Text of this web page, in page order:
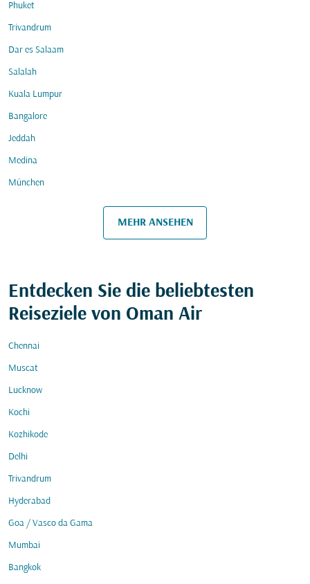
Phuket
Trivandrum
Dar es Salaam
Salalah
Kuala Lumpur
Bangalore
Jeddah
Medina
München
MEHR ANSEHEN
Entdecken Sie die beliebtesten
Reiseziele von Oman Air
Chennai
Muscat
Lucknow
Kochi
Kozhikode
Delhi
Trivandrum
Hyderabad
Goa / Vasco da Gama
Mumbai
Bangkok